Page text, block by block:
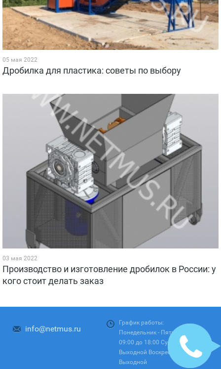
05 мая 2022
Дробилка для пластика: советы по выбору
03 мая 2022
Производство и изготовление дробилок в России: у
кого стоит делать заказ
info@netmus.ru
График работы:
Понедельник - Пятница:
09:00 до 18:00 Суббота:
Выходной Воскресенье:
Выходной